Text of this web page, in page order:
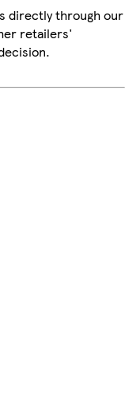
directly through our
retailers'